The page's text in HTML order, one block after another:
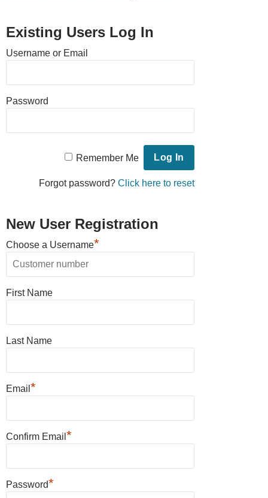
Existing Users Log In
Username or Email
Password
Remember Me
Forgot password? Click here to reset
New User Registration
Choose a Username*
First Name
Last Name
Email *
Confirm Email *
Password*